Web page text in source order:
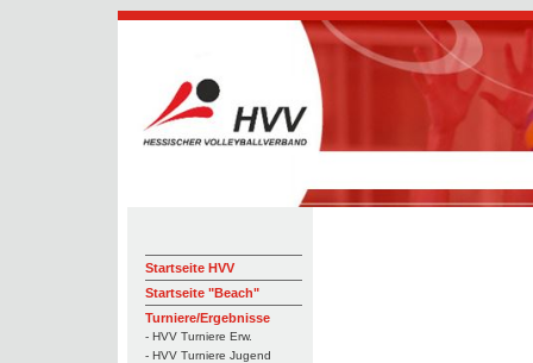
Startseite HVV
Startseite "Beach"
Turniere/Ergebnisse
- HVV Turniere Erw.
- HVV Turniere Jugend